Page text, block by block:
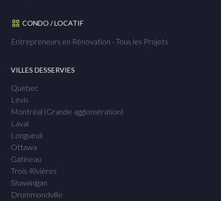
CONDO / LOCATIF
Entrepreneurs en Rénovation - Tous les Projets
VILLES DESSERVIES
Québec
Lévis
Montréal (Grande agglomération)
Laval
Longueuil
Ottawa
Gatineau
Trois-Rivières
Shawinigan
Drummondville